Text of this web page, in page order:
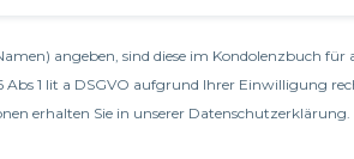
angeben, sind diese im Kondolenzbuch
1 lit a DSGVO aufgrund Ihrer Einwilligung
erhalten Sie in unserer Datenschutzerklärung